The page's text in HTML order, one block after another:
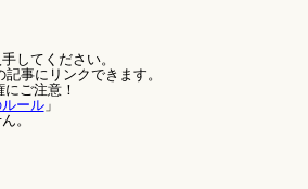
してください。
事にリンクできます。
ご注意！
ール」
。